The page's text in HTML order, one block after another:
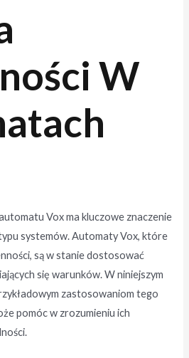
W
Vox ma kluczowe znaczenie
systemów. Automaty Vox, które
są w stanie dostosować
się warunków. W niniejszym
zastosowaniom tego
pomóc w zrozumieniu ich